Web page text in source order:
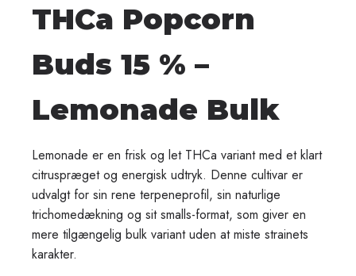
THCa Popcorn
Buds 15 % –
Lemonade Bulk
Lemonade er en frisk og let THCa variant med et klart
citruspræget og energisk udtryk. Denne cultivar er
udvalgt for sin rene terpeneprofil, sin naturlige
trichomedækning og sit smalls-format, som giver en
mere tilgængelig bulk variant uden at miste strainets
karakter.